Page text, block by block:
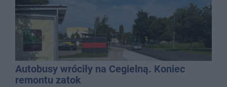
Autobusy wróciły na Cegielną. Koniec
remontu zatok